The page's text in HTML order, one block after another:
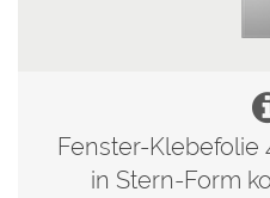
Fenster-
in Stern-Form